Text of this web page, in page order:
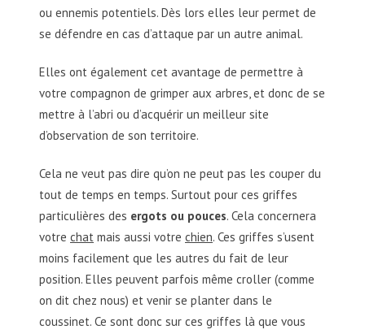
ou ennemis potentiels. Dès lors elles leur permet de
se défendre en cas d’attaque par un autre animal.
Elles ont également cet avantage de permettre à
votre compagnon de grimper aux arbres, et donc de se
mettre à l’abri ou d’acquérir un meilleur site
d’observation de son territoire.
Cela ne veut pas dire qu’on ne peut pas les couper du
tout de temps en temps. Surtout pour ces griffes
particulières des ergots ou pouces. Cela concernera
votre chat mais aussi votre chien. Ces griffes s’usent
moins facilement que les autres du fait de leur
position. Elles peuvent parfois même croller (comme
on dit chez nous) et venir se planter dans le
coussinet. Ce sont donc sur ces griffes là que vous